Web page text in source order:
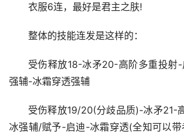
衣服6连，最好是君主之肤!
整体的技能连发是这样的：
受伤释放18-冰矛20-高阶多重投射
强辅-冰霜穿透强辅
受伤释放19/20(分歧品质)-冰矛21-
冰强辅/赋予-启迪-冰霜穿透(全知可以带